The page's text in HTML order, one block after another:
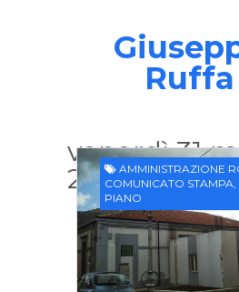
Ruffa
venerdì 31
2013AMMINISTRAZIONE
COMUNICATO STAMPA,
PIANO